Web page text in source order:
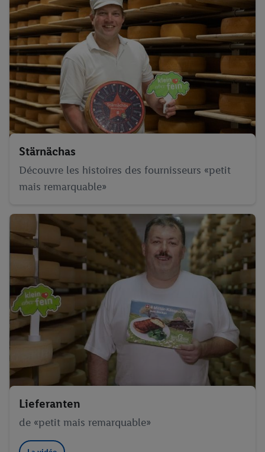
Stärnächas
Découvre les histoires des fournisseurs «petit
mais remarquable»
Lieferanten
de «petit mais remarquable»